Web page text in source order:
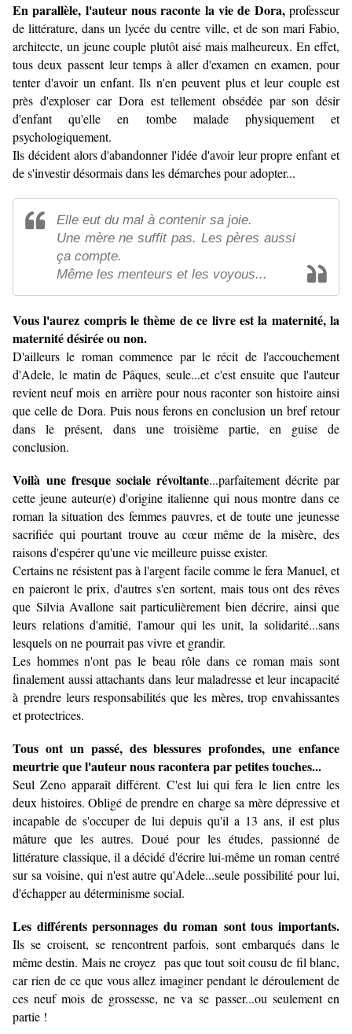
En parallèle, l'auteur nous raconte la vie de Dora,professeur
de littérature, dans un lycée du centre ville, et de son mari Fabio,
architecte, un jeune couple plutôt aisé mais malheureux. En effet,
tous deux passent leur temps à aller d'examen en examen, pour
tenter d'avoir un enfant. Ils n'en peuvent plus et leur couple est
près d'exploser car Dora est tellement obsédée par son désir
d'enfant qu'elle en tombe malade physiquement et
psychologiquement.
Ils décident alors d'abandonner l'idée d'avoir leur propre enfant et
de s'investir désormais dans les démarches pour adopter...
Elle eut du mal à contenir sa joie.
Une mère ne suffit pas. Les pères aussi
ça compte.
Même les menteurs et les voyous...
Vous l'aurez compris le thème de ce livre est la maternité, la
maternité désirée ou non.
D'ailleurs le roman commence par le récit de l'accouchement
d'Adele, le matin de Pâques, seule...et c'est ensuite que l'auteur
revient neuf mois en arrière pour nous raconter son histoire ainsi
que celle de Dora. Puis nous ferons en conclusion un bref retour
dans le présent, dans une troisième partie, en guise de
conclusion.
Voilà une fresque sociale révoltante...parfaitement décrite par
cette jeune auteur(e) d'origine italienne qui nous montre dans ce
roman la situation des femmes pauvres, et de toute une jeunesse
sacrifiée qui pourtant trouve au cœur même de la misère, des
raisons d'espérer qu'une vie meilleure puisse exister.
Certains ne résistent pas à l'argent facile comme le fera Manuel, et
en paieront le prix, d'autres s'en sortent, mais tous ont des rêves
que Silvia Avallone sait particulièrement bien décrire, ainsi que
leurs relations d'amitié, l'amour qui les unit, la solidarité...sans
lesquels on ne pourrait pas vivre et grandir.
Les hommes n'ont pas le beau rôle dans ce roman mais sont
finalement aussi attachants dans leur maladresse et leur incapacité
à prendre leurs responsabilités que les mères, trop envahissantes
et protectrices.
Tous ont un passé, des blessures profondes, une enfance
meurtrie que l'auteur nous racontera par petites touches...
Seul Zeno apparaît différent. C'est lui qui fera le lien entre les
deux histoires. Obligé de prendre en charge sa mère dépressive et
incapable de s'occuper de lui depuis qu'il a 13 ans, il est plus
mâture que les autres. Doué pour les études, passionné de
littérature classique, il a décidé d'écrire lui-même un roman centré
sur sa voisine, qui n'est autre qu'Adele...seule possibilité pour lui,
d'échapper au déterminisme social.
Les différents personnages du roman sont tous importants.
Ils se croisent, se rencontrent parfois, sont embarqués dans le
même destin. Mais ne croyez pas que tout soit cousu de fil blanc,
car rien de ce que vous allez imaginer pendant le déroulement de
ces neuf mois de grossesse, ne va se passer...ou seulement en
partie !